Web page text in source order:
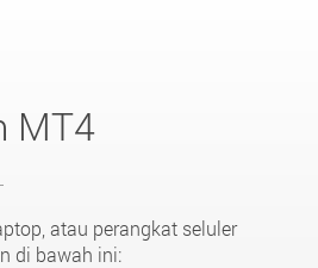
MT4
atau perangkat seluler
di bawah ini: